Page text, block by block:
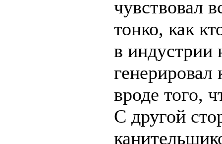
чувствовал
тонко, как
в индустрии
вроде того,
С другой